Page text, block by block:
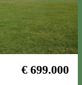
€ 699.000